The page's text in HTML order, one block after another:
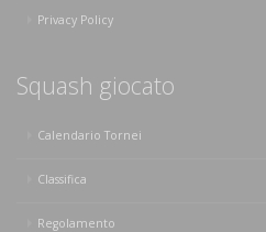
Privacy Policy
Squash giocato
Calendario Tornei
Classifica
Regolamento